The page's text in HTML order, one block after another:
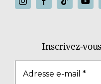
Inscrivez-